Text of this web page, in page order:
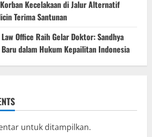
Kecelakaan di Jalur Alternatif
Terima Santunan
Office Raih Gelar Doktor: Sandhya
Baru dalam Hukum Kepailitan Indonesia
untuk ditampilkan.